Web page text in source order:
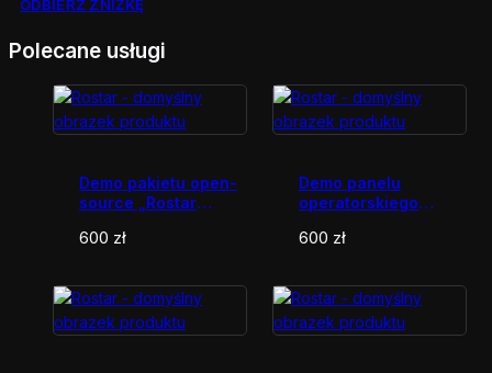
ODBIERZ ZNIŻKĘ
Polecane usługi
Demo pakietu open-
source „Rostar
600 zł
Demo panelu
operatorskiego
600 zł